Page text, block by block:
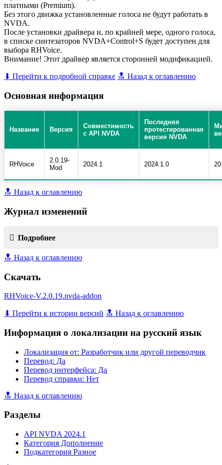
платными (Premium).
Без этого движка установленные голоса не будут работать в
NVDA.
После установки драйвера и, по крайней мере, одного голоса,
в списке синтезаторов NVDA+Control+S будет доступен для
выбора RHVoice.
Внимание! Этот драйвер является сторонней модификацией.
⬇ Перейти к подробной справке 🔝 Назад к оглавлению
Основная информация
Название Версия
Совместимость
с API NVDA
Последняя
протестированная
версия NVDA
RHVoice
2.0.19-
Mod
2024.1 2024.1.0
🔝 Назад к оглавлению
Журнал изменений
Подробнее
🔝 Назад к оглавлению
Скачать
RHVoice-V.2.0.19.nvda-addon
⬇ Перейти к истории версий 🔝 Назад к оглавлению
Информация о локализации на русский язык
Локализация от: Разработчик или другой переводчик
Перевод: Да
Перевод интерфейса: Да
Перевод справки: Нет
🔝 Назад к оглавлению
Разделы
API NVDA 2024.1
Категория Дополнение
Подкатегория Разное